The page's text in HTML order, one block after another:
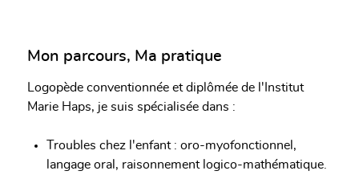
Mon parcours, Ma pratique
Logopède conventionnée et diplômée de l'Institut
Marie Haps, je suis spécialisée dans :
Troubles chez l'enfant : oro-myofonctionnel,
langage oral, raisonnement logico-mathématique.